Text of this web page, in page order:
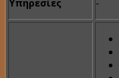
Υπηρεσίες -